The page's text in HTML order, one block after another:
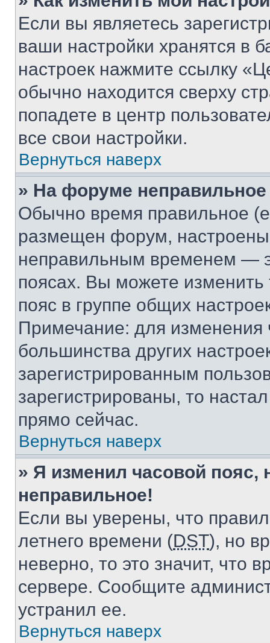
Если вы являетесь
ваши настройки хранятся в
настроек нажмите ссылку
обычно находится сверху
попадете в центр
все свои настройки.
Вернуться наверх
» На форуме
Обычно время правильное
размещен форум, настроены
неправильным временем —
поясах. Вы можете изменить
пояс в группе общих
Примечание: для изменения
большинства других
зарегистрированным
зарегистрированы, то
прямо сейчас.
Вернуться наверх
» Я изменил часовой пояс,
неправильное!
Если вы уверены, что
летнего времени (DST), но
неверно, то это значит, что
сервере. Сообщите
устранил ее.
Вернуться наверх